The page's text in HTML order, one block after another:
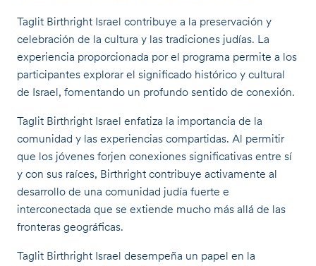
Taglit Birthright Israel contribuye a la preservación y
celebración de la cultura y las tradiciones judías. La
experiencia proporcionada por el programa permite a los
participantes explorar el significado histórico y cultural
de Israel, fomentando un profundo sentido de conexión.
Taglit Birthright Israel enfatiza la importancia de la
comunidad y las experiencias compartidas. Al permitir
que los jóvenes forjen conexiones significativas entre sí
y con sus raíces, Birthright contribuye activamente al
desarrollo de una comunidad judía fuerte e
interconectada que se extiende mucho más allá de las
fronteras geográficas.
Taglit Birthright Israel desempeña un papel en la